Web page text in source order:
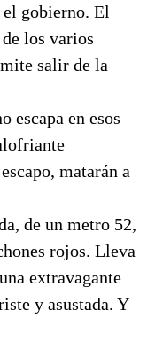
gobierno. El
los varios
salir de la
escapa en esos
matarán a
de un metro 52,
rojos. Lleva
extravagante
y asustada. Y